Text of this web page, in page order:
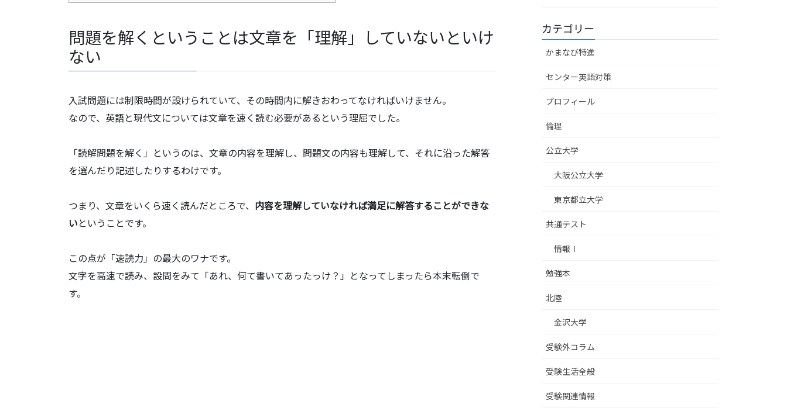
問題を解くということは文章を「理解」していないといけ
ない
入試問題には制限時間が設けられていて、その時間内に解きおわってなければいけません。
なので、英語と現代文については文章を速く読む必要があるという理屈でした。
「読解問題を解く」というのは、文章の内容を理解し、問題文の内容も理解して、それに沿った解答
を選んだり記述したりするわけです。
つまり、文章をいくら速く読んだところで、 内容を理解していなければ満足に解答することができな
いということです。
この点が「速読力」の最大のワナです。
文字を高速で読み、設問をみて「あれ、何て書いてあったっけ？」となってしまったら本末転倒で
す。
カテゴリー
かまなび特進
センター英語対策
プロフィール
倫理
公立大学
大阪公立大学
東京都立大学
共通テスト
情報Ⅰ
勉強本
北陸
金沢大学
受験外コラム
受験生活全般
受験関連情報